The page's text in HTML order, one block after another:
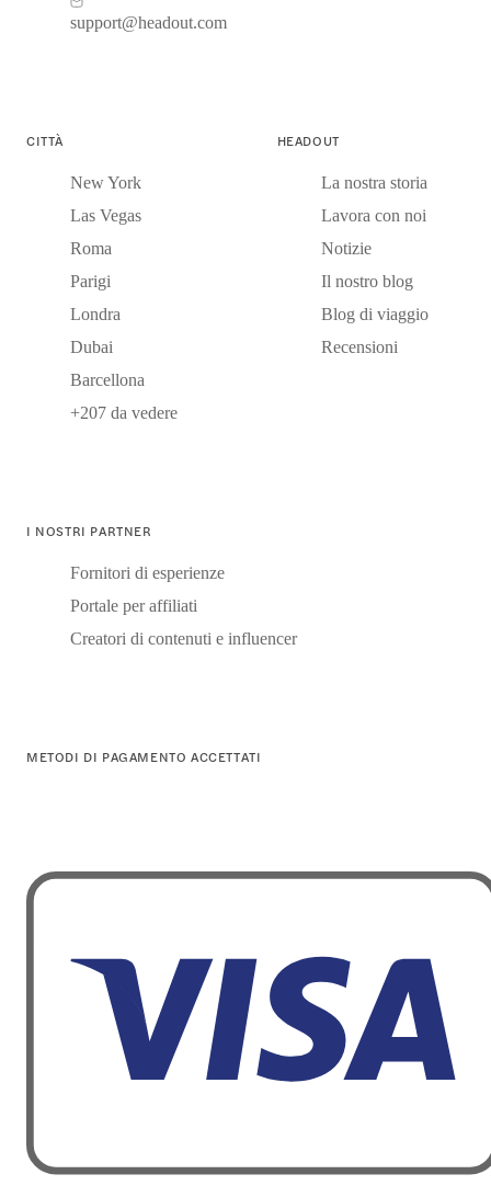
support@headout.com
CITTÀ
New York
Las Vegas
Roma
Parigi
Londra
Dubai
Barcellona
+207 da vedere
HEADOUT
La nostra storia
Lavora con noi
Notizie
Il nostro blog
Blog di viaggio
Recensioni
I NOSTRI PARTNER
Fornitori di esperienze
Portale per affiliati
Creatori di contenuti e influencer
METODI DI PAGAMENTO ACCETTATI